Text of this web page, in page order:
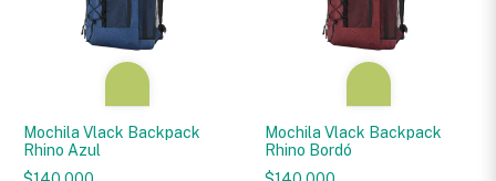
Mochila Vlack Backpack
Rhino Azul
Mochila Vlack Backpack
Rhino Bordó